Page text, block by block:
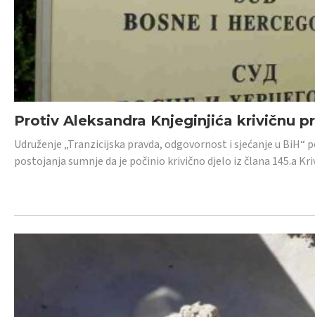
Protiv Aleksandra Knjeginjića krivičnu
Udruženje „Tranzicijska pravda, odgovornost i sjećanje u
postojanja sumnje da je počinio krivično djelo iz člana 145.a